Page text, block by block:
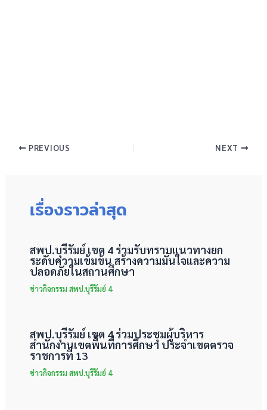
PREVIOUS NEXT
เรื่องราวล่าสุด
สพป.บุรีรัมย์ เขต 4 ร่วมรับทราบแนวทางยก
ระดับความเข้มข้น สร้างความมั่นใจและความ
ปลอดภัยในสถานศึกษา
ข่าวกิจกรรม สพป.บุรีรัมย์ 4
สพป.บุรีรัมย์ เขต 4 ร่วมประชุมผู้บริหาร
สำนักงานเขตพื้นที่การศึกษา ประจำเขตตรวจ
ราชการที่ 13
ข่าวกิจกรรม สพป.บุรีรัมย์ 4